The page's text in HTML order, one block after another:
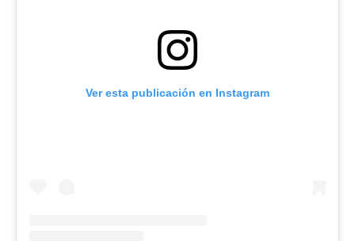
Ver esta publicación en Instagram